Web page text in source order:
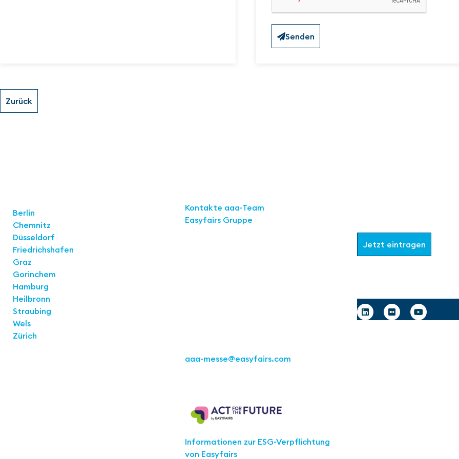
Senden
Berlin
Chemnitz
Düsseldorf
Friedrichshafen
Graz
Gorinchem
Hamburg
Heilbronn
Straubing
Wels
Zürich
Kontakte aaa-Team
Easyfairs Gruppe
aaa-messe@easyfairs.com
Informationen zur ESG-Verpflichtung
von Easyfairs
Jetzt eintragen